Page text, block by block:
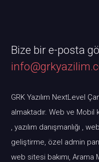
Bize bir e-posta
GRK Yazılım NextLevel
almaktadır. Web ve
, yazılım danışmanlığı ,
geliştirme, özel admin
web sitesi bakımı,